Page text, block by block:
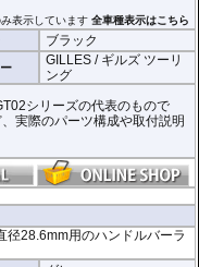
ランプスペーサーが別途必
み表示しています全車種表示はこちら
ブラック
GILLES / ギルズ ツーリ
ング
シリーズの代表のもので
実際のパーツ構成や取付説明
径28.6mm用のハンドルバーラ